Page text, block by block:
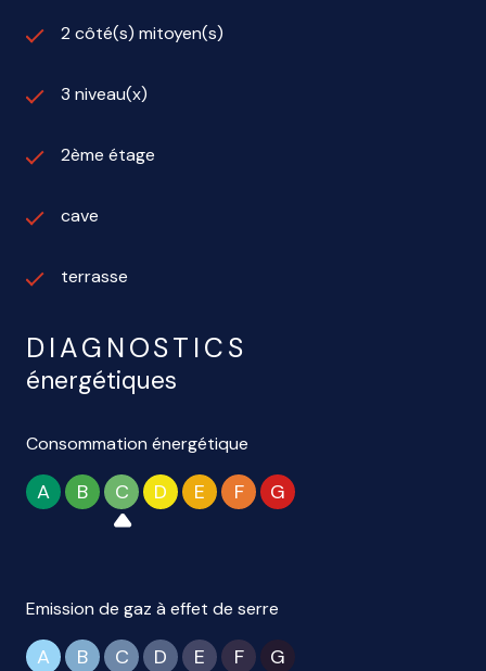
2 côté(s) mitoyen(s)
3 niveau(x)
2ème étage
cave
terrasse
DIAGNOSTICS
énergétiques
Consommation énergétique
A B C D E F G
Emission de gaz à effet de serre
A B C D E F G